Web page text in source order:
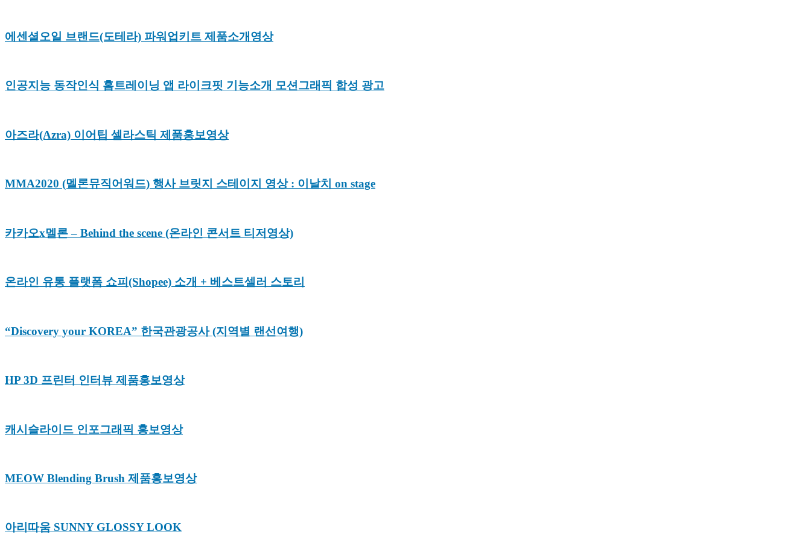
에센셜오일 브랜드(도테라) 파워업키트 제품소개영상
인공지능 동작인식 홈트레이닝 앱 라이크핏 기능소개 모션그래픽 합성 광고
아즈라(Azra) 이어팁 셀라스틱 제품홍보영상
MMA2020 (멜론뮤직어워드) 행사 브릿지 스테이지 영상 : 이날치 on stage
카카오x멜론 – Behind the scene (온라인 콘서트 티저영상)
온라인 유통 플랫폼 쇼피(Shopee) 소개 + 베스트셀러 스토리
“Discovery your KOREA” 한국관광공사 (지역별 랜선여행)
HP 3D 프린터 인터뷰 제품홍보영상
캐시슬라이드 인포그래픽 홍보영상
MEOW Blending Brush 제품홍보영상
아리따움 SUNNY GLOSSY LOOK